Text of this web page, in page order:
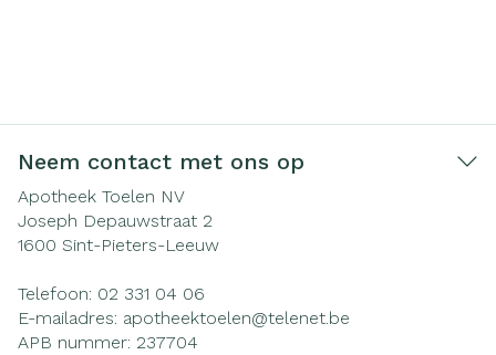
Neem contact met ons op
Apotheek Toelen NV
Joseph Depauwstraat 2
1600 Sint-Pieters-Leeuw
Telefoon: 02 331 04 06
E-mailadres: apotheektoelen@telenet.be
APB nummer: 237704